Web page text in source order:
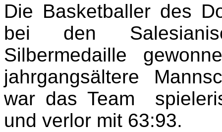
Die Basketballer des
bei den
Silbermedaille
jahrgangsältere
war das Team
und verlor mit 63:93.